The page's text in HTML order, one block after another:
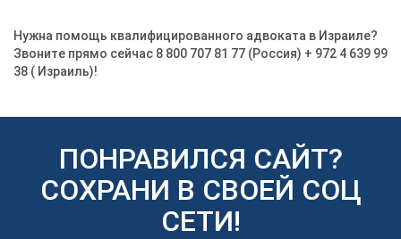
Нужна помощь квалифицированного адвоката в Израиле?
Звоните прямо сейчас 8 800 707 81 77 (Россия) + 972 4 639 99
38 ( Израиль)!
ПОНРАВИЛСЯ САЙТ?
СОХРАНИ В СВОЕЙ СОЦ
СЕТИ!